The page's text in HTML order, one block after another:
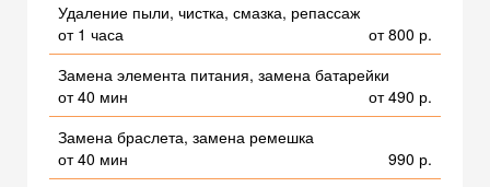
Удаление пыли, чистка, смазка, репассаж
от 1 часа
от 800 р.
Замена элемента питания, замена батарейки
от 40 мин
от 490 р.
Замена браслета, замена ремешка
от 40 мин
990 р.